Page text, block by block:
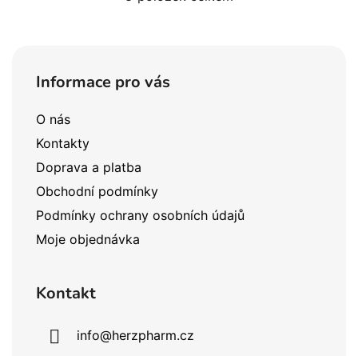
y
Informace pro vás
O nás
Kontakty
Doprava a platba
Obchodní podmínky
Podmínky ochrany osobních údajů
Moje objednávka
Kontakt
info@herzpharm.cz